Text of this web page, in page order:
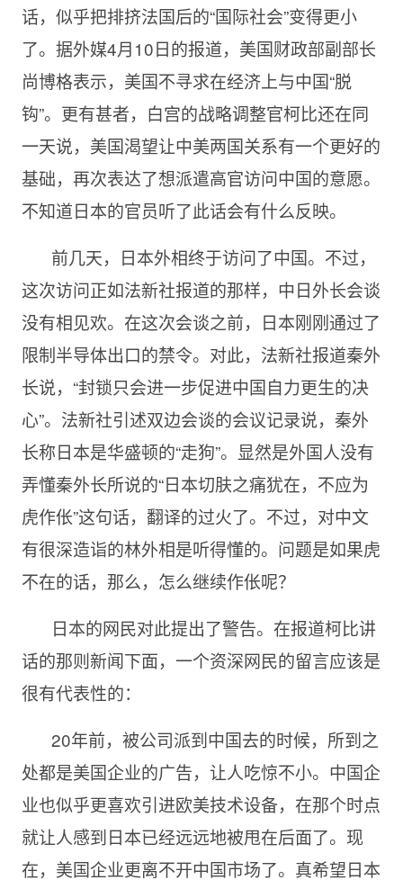
话，似乎把排挤法国后的“国际社会”变得更小
了。据外媒4月10日的报道，美国财政部副部长
尚博格表示，美国不寻求在经济上与中国“脱
钩”。更有甚者，白宫的战略调整官柯比还在同
一天说，美国渴望让中美两国关系有一个更好的
基础，再次表达了想派遣高官访问中国的意愿。
不知道日本的官员听了此话会有什么反映。
前几天，日本外相终于访问了中国。不过，
这次访问正如法新社报道的那样，中日外长会谈
没有相见欢。在这次会谈之前，日本刚刚通过了
限制半导体出口的禁令。对此，法新社报道秦外
长说，“封锁只会进一步促进中国自力更生的决
心”。法新社引述双边会谈的会议记录说，秦外
长称日本是华盛顿的“走狗”。显然是外国人没有
弄懂秦外长所说的“日本切肤之痛犹在，不应为
虎作伥”这句话，翻译的过火了。不过，对中文
有很深造诣的林外相是听得懂的。问题是如果虎
不在的话，那么，怎么继续作伥呢？
日本的网民对此提出了警告。在报道柯比讲
话的那则新闻下面，一个资深网民的留言应该是
很有代表性的：
20年前，被公司派到中国去的时候，所到之
处都是美国企业的广告，让人吃惊不小。中国企
业也似乎更喜欢引进欧美技术设备，在那个时点
就让人感到日本已经远远地被甩在后面了。现
在，美国企业更离不开中国市场了。真希望日本